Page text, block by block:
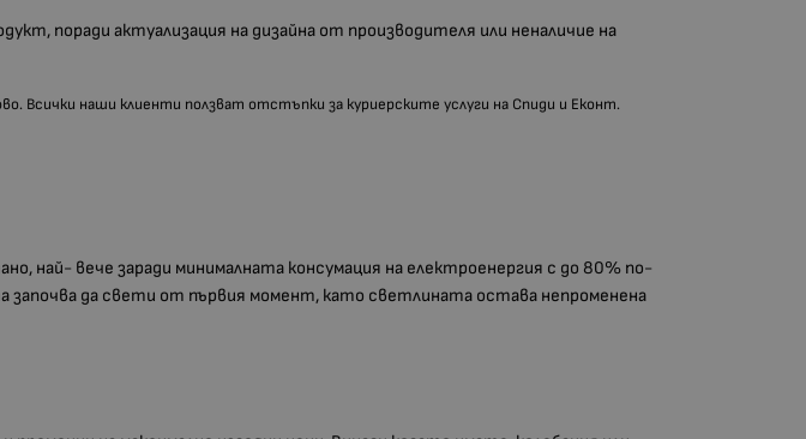
поради актуализация на дизайна от производителя или неналичие на
Всички наши клиенти ползват отстъпки за куриерските услуги на Спиди и Еконт.
най- вече заради минималната консумация на електроенергия с до 80% по-
започва да свети от първия момент, като светлината остава непроменена